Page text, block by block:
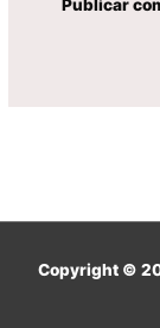
Copyright ©